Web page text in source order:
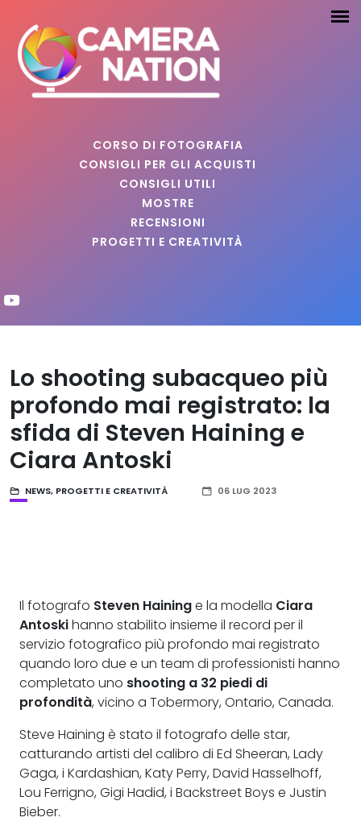
CORSO DI FOTOGRAFIA
CONSIGLI PER GLI ACQUISTI
CONSIGLI UTILI
MOSTRE
RECENSIONI
PROGETTI E CREATIVITÀ
Lo shooting subacqueo più
profondo mai registrato: la
sfida di Steven Haining e
Ciara Antoski
NEWS, PROGETTI E CREATIVITÀ 06 LUG 2023
Il fotografo Steven Haininge la modella Ciara
Antoskihanno stabilito insieme il record per il
servizio fotografico più profondo mai registrato
quando loro due e un team di professionisti hanno
completato uno shooting a 32 piedi di
profondità, vicino a Tobermory, Ontario, Canada.
Steve Haining è stato il fotografo delle star,
catturando artisti del calibro di Ed Sheeran, Lady
Gaga, i Kardashian, Katy Perry, David Hasselhoff,
Lou Ferrigno, Gigi Hadid, i Backstreet Boys e Justin
Bieber.